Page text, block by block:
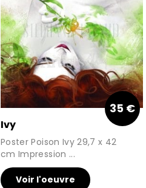
35 €
Ivy
Poster Poison Ivy 29,7 x 42
cm Impression ...
Voir l'oeuvre